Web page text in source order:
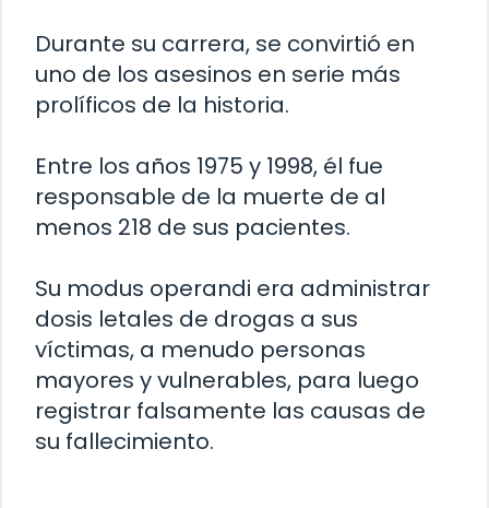
Durante su carrera, se convirtió en
uno de los asesinos en serie más
prolíficos de la historia.
Entre los años 1975 y 1998, él fue
responsable de la muerte de al
menos 218 de sus pacientes.
Su modus operandi era administrar
dosis letales de drogas a sus
víctimas, a menudo personas
mayores y vulnerables, para luego
registrar falsamente las causas de
su fallecimiento.